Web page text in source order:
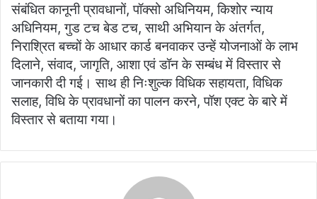
संबंधित कानूनी प्रावधानों, पॉक्सो अधिनियम, किशोर न्याय
अधिनियम, गुड टच बेड टच, साथी अभियान के अंतर्गत,
निराश्रित बच्चों के आधार कार्ड बनवाकर उन्हें योजनाओं के लाभ
दिलाने, संवाद, जागृति, आशा एवं डॉन के सम्बंध में विस्तार से
जानकारी दी गई। साथ ही निःशुल्क विधिक सहायता, विधिक
सलाह, विधि के प्रावधानों का पालन करने, पॉश एक्ट के बारे में
विस्तार से बताया गया।